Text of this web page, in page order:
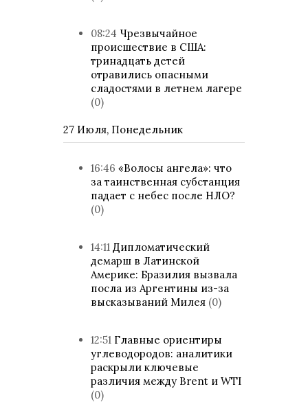
08:24 Чрезвычайное
происшествие в США:
тринадцать детей
отравились опасными
сладостями в летнем лагере
(0)
27 Июля, Понедельник
16:46 «Волосы ангела»: что
за таинственная субстанция
падает с небес после НЛО?
(0)
14:11 Дипломатический
демарш в Латинской
Америке: Бразилия вызвала
посла из Аргентины из-за
высказываний Милея (0)
12:51 Главные ориентиры
углеводородов: аналитики
раскрыли ключевые
различия между Brent и WTI
(0)